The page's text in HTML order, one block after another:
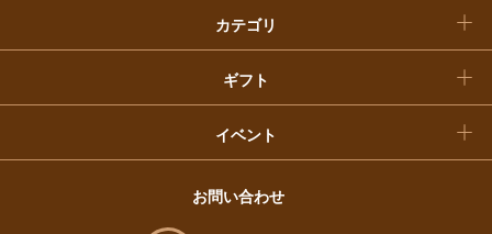
カテゴリ
ギフト
イベント
福袋
お問い合わせ